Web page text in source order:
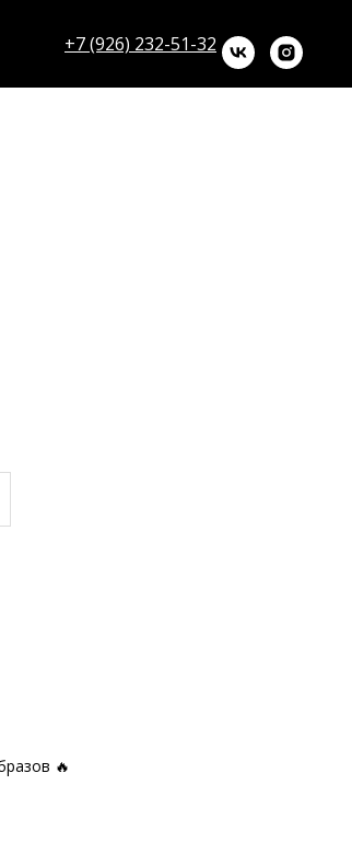
+7 (926) 232-51-32
🔥